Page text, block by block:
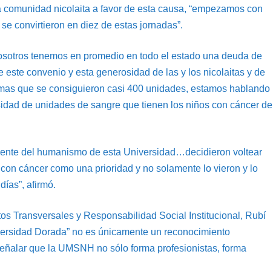
nicolaita a favor de esta causa, “empezamos con
convirtieron en diez de estas jornadas”.
tenemos en promedio en todo el estado una deuda de
este convenio y esta generosidad de las y los nicolaitas y de
que se consiguieron casi 400 unidades, estamos hablando
de unidades de sangre que tienen los niños con cáncer de
del humanismo de esta Universidad…decidieron voltear
cáncer como una prioridad y no solamente lo vieron y lo
afirmó.
Transversales y Responsabilidad Social Institucional, Rubí
Dorada” no es únicamente un reconocimiento
que la UMSNH no sólo forma profesionistas, forma